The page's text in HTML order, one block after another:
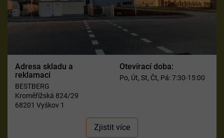
Adresa skladu a
reklamací
BESTBERG
Kroměřížská 824/29
68201 Vyškov 1
Otevírací doba:
Po, Út, St, Čt, Pá: 7:30-15:00
Zjistit více